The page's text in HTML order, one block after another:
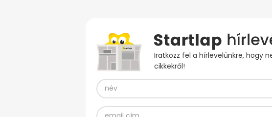
Iratkozz fel a hírlevelünkre, hogy
cikkekről!